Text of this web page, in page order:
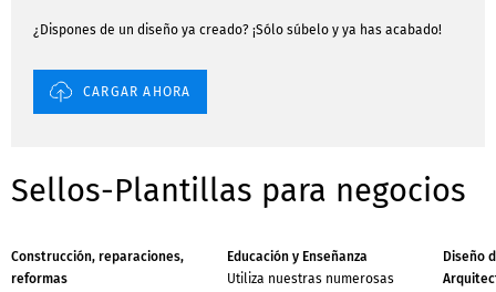
¿Dispones de un diseño ya creado? ¡Sólo súbelo y ya has acabado!
CARGAR AHORA
Sellos-Plantillas para negocios
Construcción, reparaciones,
reformas
Educación y Enseñanza
Utiliza nuestras numerosas
Diseño